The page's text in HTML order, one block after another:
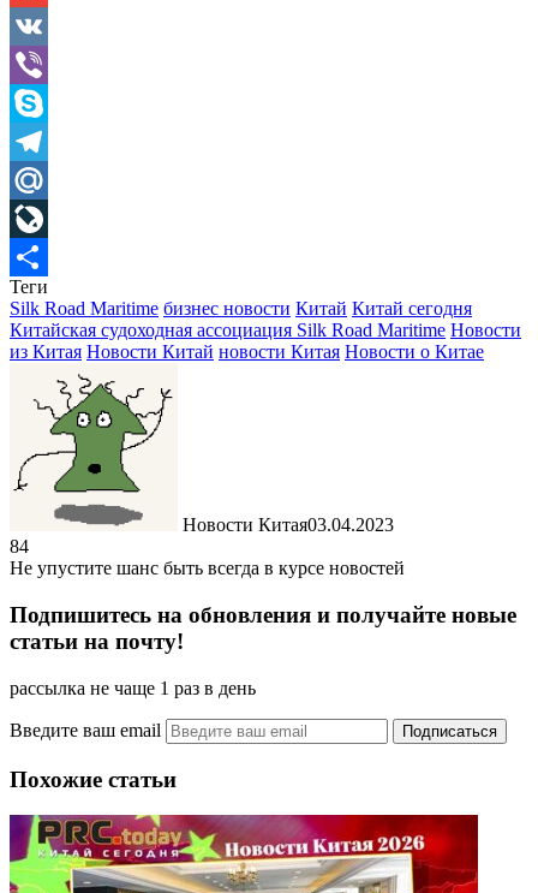
Gmail
VK
Viber
Skype
Telegram
Mail.Ru
LiveJournal
Отправить
Теги
Silk Road Maritime бизнес новости Китай Китай сегодня
Китайская судоходная ассоциация Silk Road Maritime Новости
из Китая Новости Китай новости Китая Новости о Китае
Новости Китая03.04.2023
84
Не упустите шанс быть всегда в курсе новостей
Подпишитесь на обновления и получайте новые
статьи на почту!
рассылка не чаще 1 раз в день
Введите ваш email
Похожие статьи